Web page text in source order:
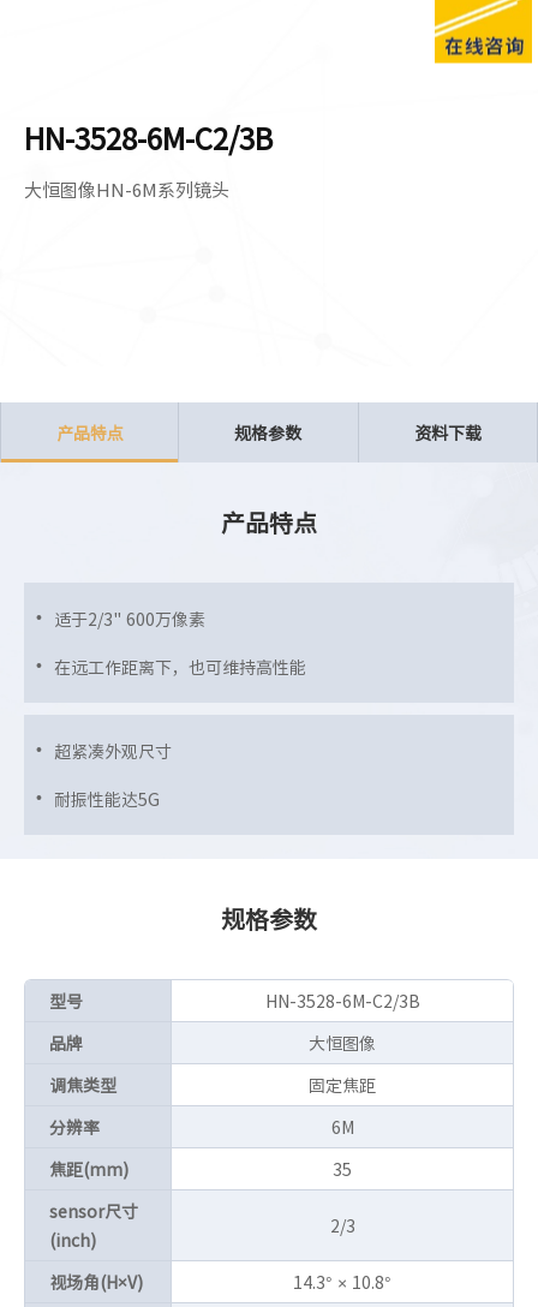
HN-3528-6M-C2/3B
大恒图像HN-6M系列镜头
产品特点 规格参数 资料下载
产品特点
适于2/3" 600万像素
在远工作距离下，也可维持高性能
超紧凑外观尺寸
耐振性能达5G
规格参数
型号
HN-3528-6M-C2/3B
品牌
大恒图像
调焦类型
固定焦距
分辨率
6M
焦距(mm)
35
sensor尺寸
(inch)
2/3
视场角(H×V)
14.3° × 10.8°